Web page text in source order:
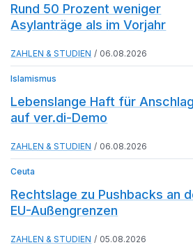
Rund 50 Prozent weniger
Asylanträge als im Vorjahr
ZAHLEN & STUDIEN 06.08.2026
Islamismus
Lebenslange Haft für Anschlag
auf ver.di-Demo
ZAHLEN & STUDIEN 06.08.2026
Ceuta
Rechtslage zu Pushbacks an
EU-Außengrenzen
ZAHLEN & STUDIEN 05.08.2026